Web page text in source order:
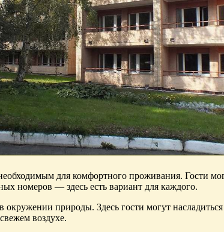
для комфортного проживания. Гости
номеров — здесь есть вариант для каждого.
окружении природы. Здесь гости могут
воздухе.